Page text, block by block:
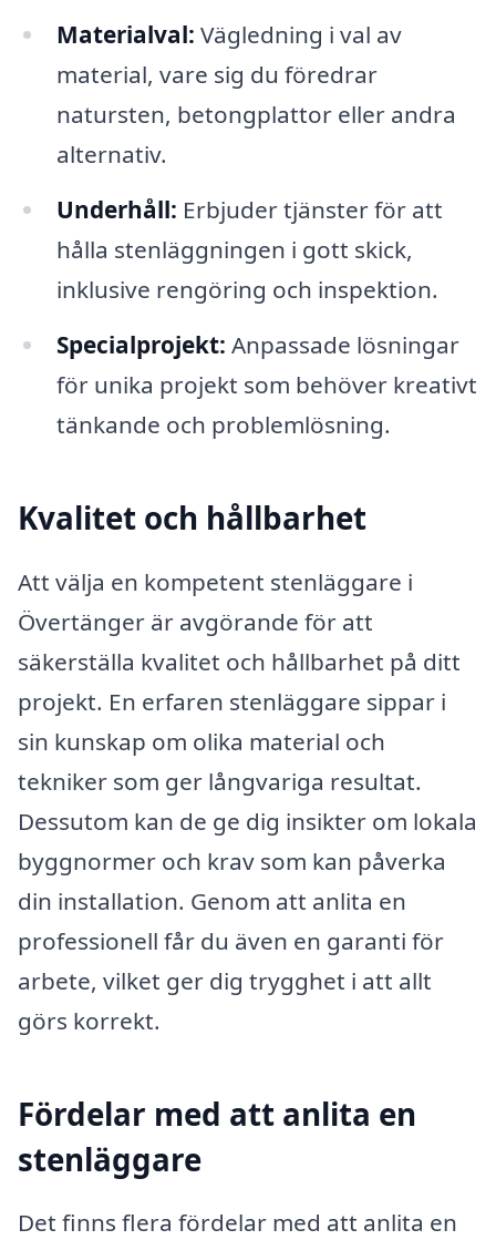
Materialval: Vägledning i val av
material, vare sig du föredrar
natursten, betongplattor eller andra
alternativ.
Underhåll: Erbjuder tjänster för att
hålla stenläggningen i gott skick,
inklusive rengöring och inspektion.
Specialprojekt: Anpassade lösningar
för unika projekt som behöver kreativt
tänkande och problemlösning.
Kvalitet och hållbarhet
Att välja en kompetent stenläggare i
Övertänger är avgörande för att
säkerställa kvalitet och hållbarhet på ditt
projekt. En erfaren stenläggare sippar i
sin kunskap om olika material och
tekniker som ger långvariga resultat.
Dessutom kan de ge dig insikter om lokala
byggnormer och krav som kan påverka
din installation. Genom att anlita en
professionell får du även en garanti för
arbete, vilket ger dig trygghet i att allt
görs korrekt.
Fördelar med att anlita en
stenläggare
Det finns flera fördelar med att anlita en